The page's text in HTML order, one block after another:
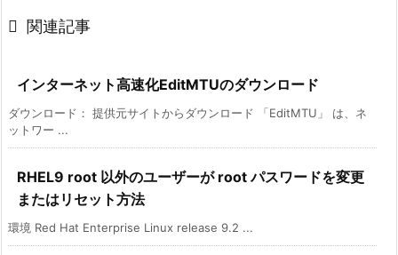
 関連記事
インターネット高速化EditMTUのダウンロード
ダウンロード： 提供元サイトからダウンロード 「EditMTU」 は、ネ
ットワー ...
RHEL9 root 以外のユーザーが root パスワードを変更
またはリセット方法
環境 Red Hat Enterprise Linux release 9.2 ...